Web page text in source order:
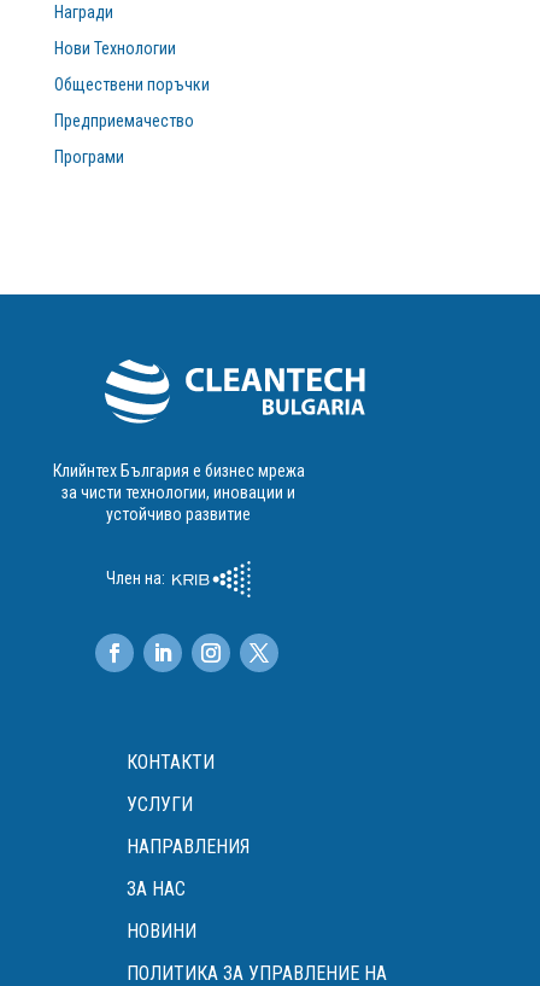
Награди
Нови Технологии
Обществени поръчки
Предприемачество
Програми
Клийнтех България е бизнес мрежа
за чисти технологии, иновации и
устойчиво развитие
Член на:
КОНТАКТИ
УСЛУГИ
НАПРАВЛЕНИЯ
ЗА НАС
НОВИНИ
ПОЛИТИКА ЗА УПРАВЛЕНИЕ НА